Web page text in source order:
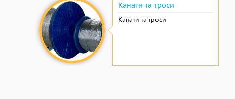
Канати та троси
Канати та троси